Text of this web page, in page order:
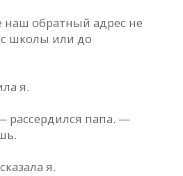
обратный адрес не
школы или до
я.
папа. —
я.